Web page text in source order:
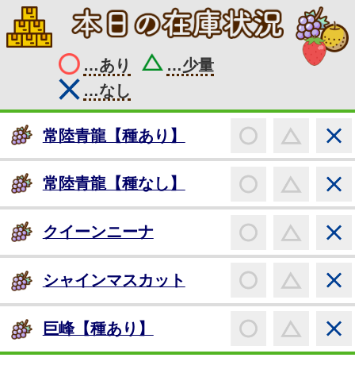
…あり
…少量
…なし
常陸青龍【種あり】 〇
常陸青龍【種なし】 〇
クイーンニーナ 〇
シャインマスカット 〇
巨峰【種あり】 〇